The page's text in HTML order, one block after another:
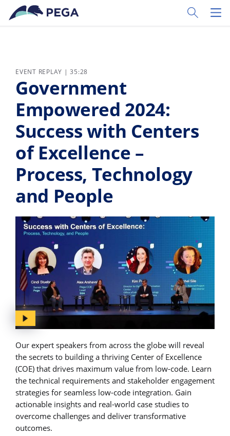
Vai direttamente al contenuto principale
Toggle
EVENT REPLAY | 35:28
Government
Empowered 2024:
Success with Centers
of Excellence –
Process, Technology
and People
Our expert speakers from across the globe will reveal
the secrets to building a thriving Center of Excellence
(COE) that drives maximum value from low-code. Learn
the technical requirements and stakeholder engagement
strategies for seamless low-code integration. Gain
actionable insights and real-world case studies to
overcome challenges and deliver transformative
outcomes.